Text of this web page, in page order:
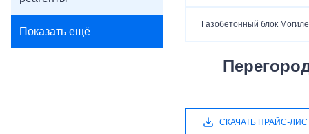
Показать ещё
Газобетонный блок
СКАЧАТЬ ПРАЙС-